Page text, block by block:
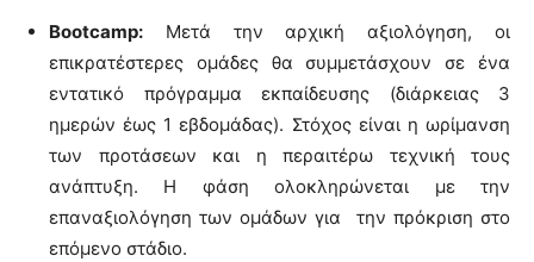
Bootcamp: Μετά την αρχική αξιολόγηση, οι
επικρατέστερες ομάδες θα συμμετάσχουν σε ένα
εντατικό πρόγραμμα εκπαίδευσης (διάρκειας 3
ημερών έως 1 εβδομάδας). Στόχος είναι η ωρίμανση
των προτάσεων και η περαιτέρω τεχνική τους
ανάπτυξη. Η φάση ολοκληρώνεται με την
επαναξιολόγηση των ομάδων για την πρόκριση στο
επόμενο στάδιο.